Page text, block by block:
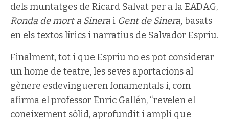
dels muntatges de Ricard Salvat per a la EADAG,
Ronda de mort a Sinera i Gent de Sinera,basats
en els textos lírics i narratius de Salvador Espriu.
Finalment, tot i que Espriu no es pot considerar
un home de teatre, les seves aportacions al
gènere esdevingueren fonamentals i, com
afirma el professor Enric Gallén, “revelen el
coneixement sòlid, aprofundit i ampli que